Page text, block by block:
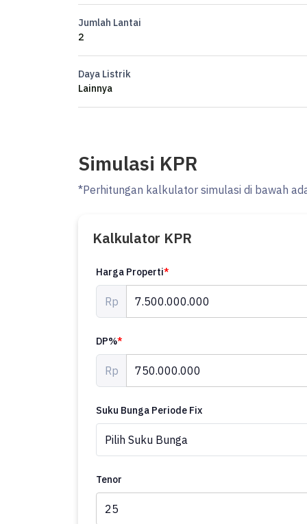
》Kualitas bangunan premium
Jumlah Lantai
2
Daya Listrik
Lainnya
Simulasi KPR
*Perhitungan kalkulator simulasi di bawah
Kalkulator KPR
Harga Properti*
Rp
DP%*
Rp
Suku Bunga Periode Fix
Tenor